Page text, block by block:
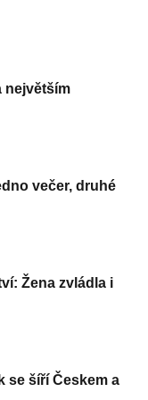
největším
večer, druhé
Žena zvládla i
se šíří Českem a